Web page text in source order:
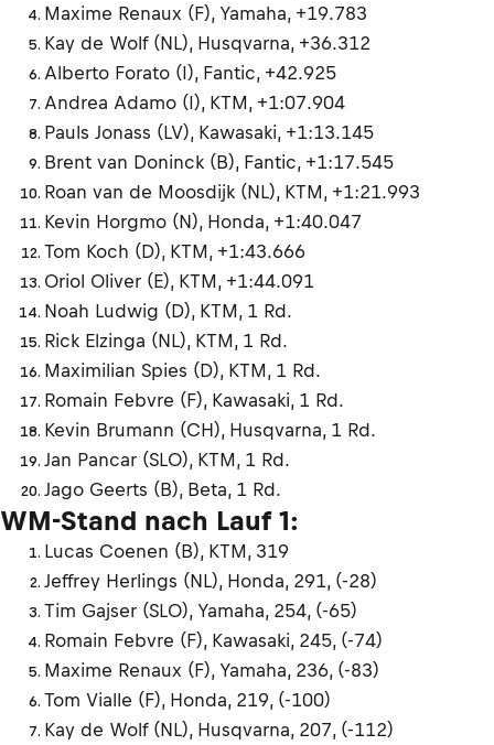
Maxime Renaux (F), Yamaha, +19.783
Kay de Wolf (NL), Husqvarna, +36.312
Alberto Forato (I), Fantic, +42.925
Andrea Adamo (I), KTM, +1:07.904
Pauls Jonass (LV), Kawasaki, +1:13.145
Brent van Doninck (B), Fantic, +1:17.545
Roan van de Moosdijk (NL), KTM, +1:21.993
Kevin Horgmo (N), Honda, +1:40.047
Tom Koch (D), KTM, +1:43.666
Oriol Oliver (E), KTM, +1:44.091
Noah Ludwig (D), KTM, 1 Rd.
Rick Elzinga (NL), KTM, 1 Rd.
Maximilian Spies (D), KTM, 1 Rd.
Romain Febvre (F), Kawasaki, 1 Rd.
Kevin Brumann (CH), Husqvarna, 1 Rd.
Jan Pancar (SLO), KTM, 1 Rd.
Jago Geerts (B), Beta, 1 Rd.
WM-Stand nach Lauf 1:
Lucas Coenen (B), KTM, 319
Jeffrey Herlings (NL), Honda, 291, (-28)
Tim Gajser (SLO), Yamaha, 254, (-65)
Romain Febvre (F), Kawasaki, 245, (-74)
Maxime Renaux (F), Yamaha, 236, (-83)
Tom Vialle (F), Honda, 219, (-100)
Kay de Wolf (NL), Husqvarna, 207, (-112)